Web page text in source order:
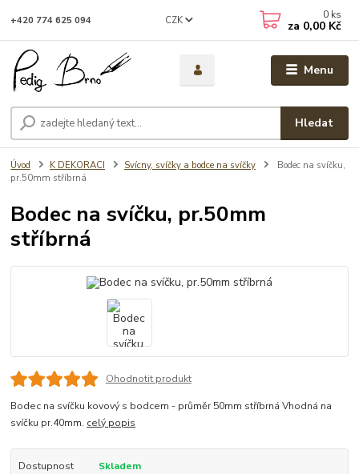
Menu
CZK
Hledat
+420 774 625 094 0 ks
za 0,00 Kč
Úvod K DEKORACI Svícny, svíčky a bodce na svíčky
Bodec na svíčku,
pr.50mm stříbrná
Bodec na svíčku, pr.50mm
stříbrná
Ohodnotit produkt
Bodec na svíčku kovový s bodcem - průměr 50mm stříbrná Vhodná na
svíčku pr.40mm. celý popis
Dostupnost Skladem